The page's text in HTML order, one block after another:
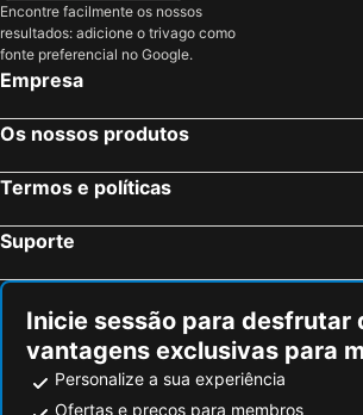
Encontre facilmente os nossos
resultados: adicione o trivago como
fonte preferencial no Google.
Empresa
Os nossos produtos
Termos e políticas
Suporte
Inicie sessão para desfrutar
vantagens exclusivas para
Personalize a sua experiência
Ofertas e preços para membros